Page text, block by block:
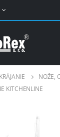
NOŽE,
KITCHENLINE